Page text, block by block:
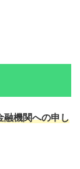
融機関への申し